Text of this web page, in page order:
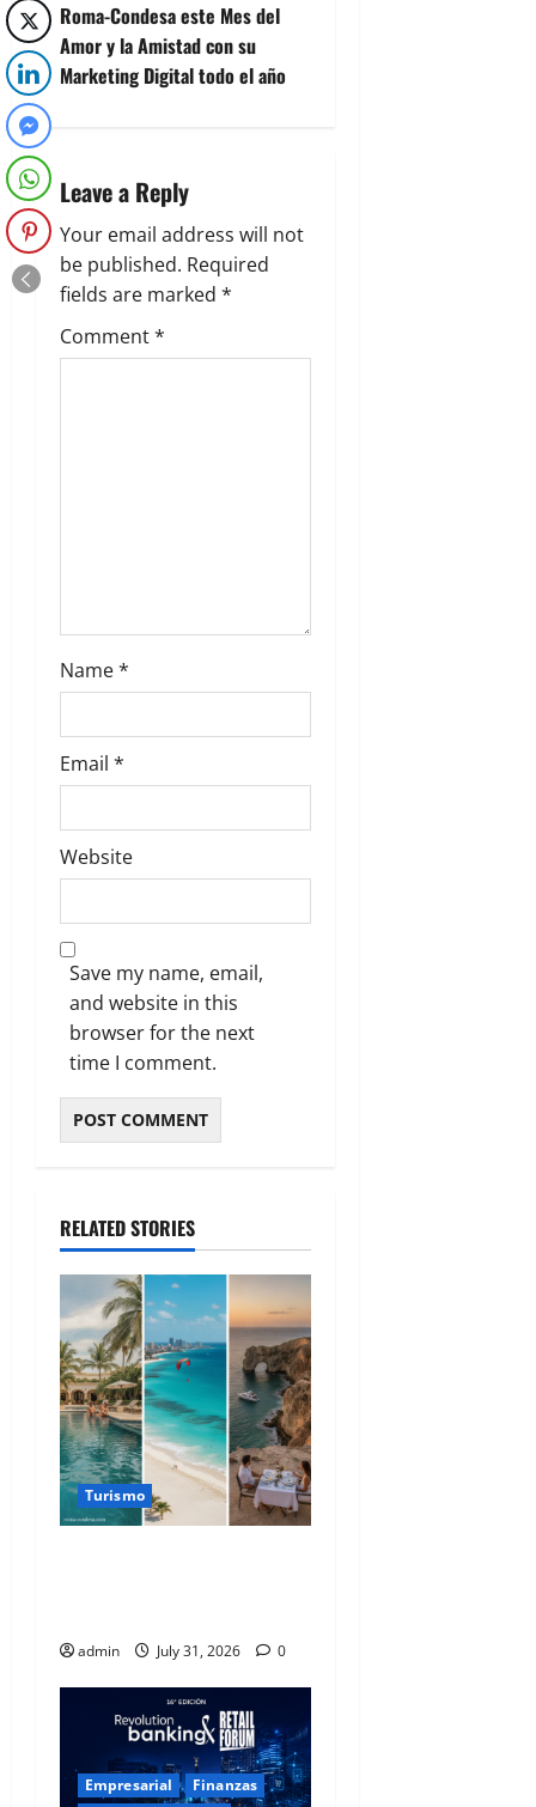
Roma-Condesa este Mes del
Amor y la Amistad con su
Marketing Digital todo el año
Leave a Reply
Your email address will not
be published. Required
fields are marked *
Comment*
Name*
Email *
Website
Save my name, email,
and website in this
browser for the next
time I comment.
RELATED STORIES
Turismo
admin July 31, 2026 0
Empresarial
Finanzas